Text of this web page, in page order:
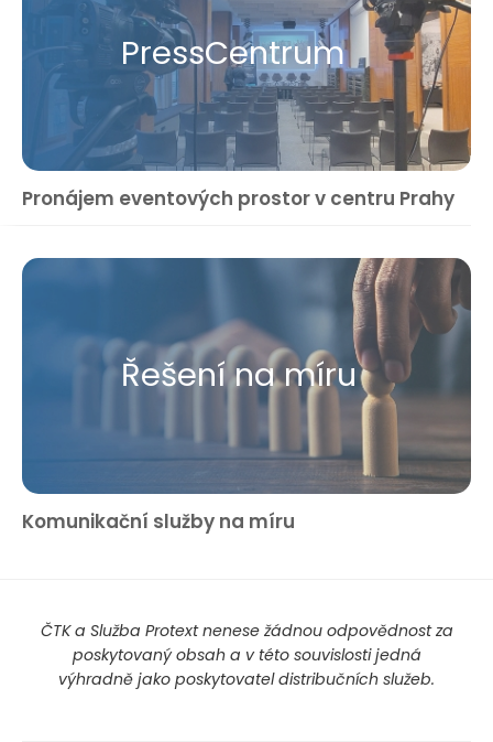
Press​Centrum
Pronájem eventových prostor v centru Prahy
Řešení na míru
Komunikační služby na míru
ČTK a Služba Protext nenese žádnou odpovědnost za
poskytovaný obsah a v této souvislosti jedná
výhradně jako poskytovatel distribučních služeb.